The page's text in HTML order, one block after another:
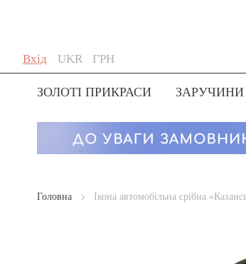
Вхід
Skip
to
Content
Мова
UKR Валюта
ГРН
ЗОЛОТІ ПРИКРАСИ ЗАРУЧИНИ
Головна Ікона автомобільна срібна